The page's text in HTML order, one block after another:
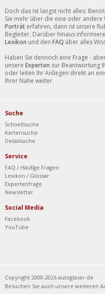
Doch das ist längst nicht alles:
Sie mehr über die eine oder andere
Porträt erfahren, dann ist unsere
Begleiter. Darüber hinaus
Lexikon und den FAQ über alles
Haben Sie dennoch eine Frage -
unsere Experten zur Beantwortung
oder leiten Ihr Anliegen direkt an
Ihrer Nähe weiter.
Suche
Schnellsuche
Kartensuche
Detailsuche
Service
FAQ / Häufige Fragen
Lexikon / Glossar
Expertenfrage
Newsletter
Social Media
Facebook
YouTube
Copyright 2000-2026 autoglaser.de
Besuchen Sie auch unsere weiteren